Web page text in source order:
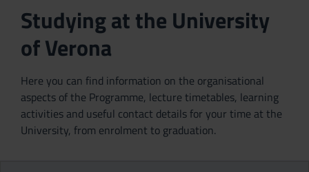
Studying at the University
of Verona
Here you can find information on the organisational
aspects of the Programme, lecture timetables, learning
activities and useful contact details for your time at the
University, from enrolment to graduation.